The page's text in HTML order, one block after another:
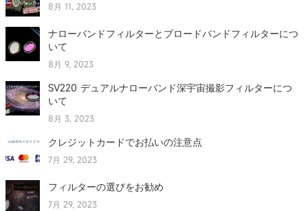
8月 11, 2023
ナローバンドフィルターとブロードバンドフィルターにつ
いて
8月 9, 2023
SV220 デュアルナローバンド深宇宙撮影フィルターにつ
いて
8月 3, 2023
クレジットカードでお払いの注意点
7月 29, 2023
フィルターの選びをお勧め
7月 29, 2023